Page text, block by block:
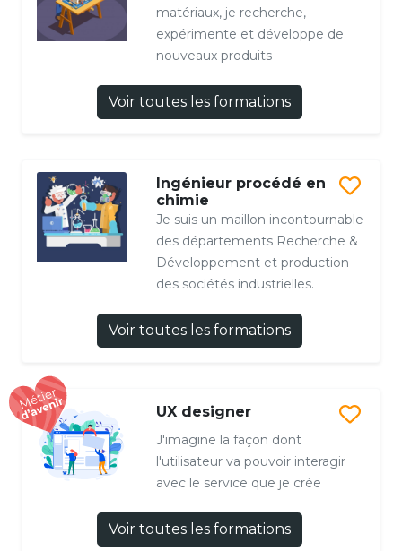
matériaux, je recherche,
expérimente et développe de
nouveaux produits
Voir toutes les formations
Ingénieur procédé en
chimie
Je suis un maillon incontournable
des départements Recherche &
Développement et production
des sociétés industrielles.
Voir toutes les formations
UX designer
J'imagine la façon dont
l'utilisateur va pouvoir interagir
avec le service que je crée
Voir toutes les formations